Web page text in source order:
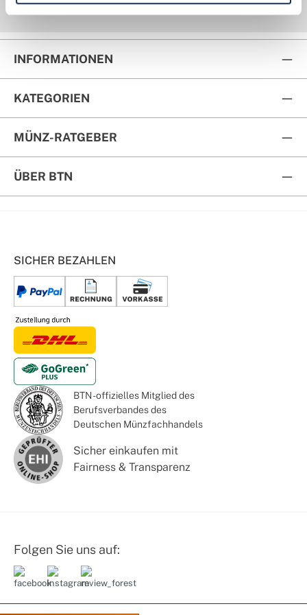
INFORMATIONEN
KATEGORIEN
MÜNZ-RATGEBER
ÜBER BTN
SICHER BEZAHLEN
BTN - offizielles Mitglied des
Berufsverbandes des
Deutschen Münzfachhandels
Sicher einkaufen mit
Fairness & Transparenz
Folgen Sie uns auf: